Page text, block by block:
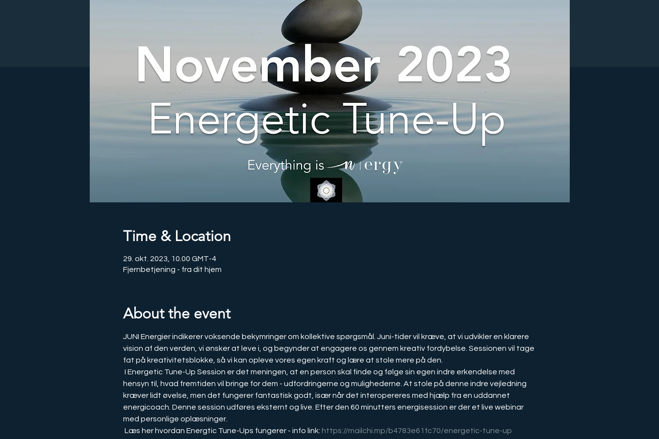
Time & Location
29. okt. 2023, 10.00 GMT-4
Fjernbetjening - fra dit hjem
About the event
JUNI Energier indikerer voksende bekymringer om kollektive spørgsmål. Juni-tider vil kræve, at vi udvikler en klarere
vision af den verden, vi ønsker at leve i, og begynder at engagere os gennem kreativ fordybelse. Sessionen vil tage
fat på kreativitetsblokke, så vi kan opleve vores egen kraft og lære at stole mere på den.
hensyn til, hvad fremtiden vil bringe for dem - udfordringerne og mulighederne. At stole på denne indre vejledning
kræver lidt øvelse, men det fungerer fantastisk godt, især når det interopereres med hjælp fra en uddannet
energicoach. Denne session udføres eksternt og live. Efter den 60 minutters energisession er der et live webinar
med personlige oplæsninger.
Læs her hvordan Energtic Tune-Ups fungerer - info link: https://mailchi.mp/b4783e61fc70/energetic-tune-up